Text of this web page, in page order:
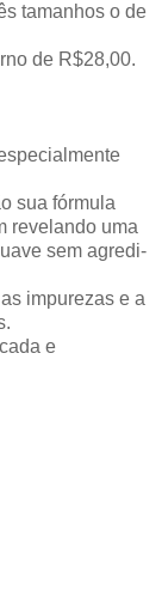
tamanhos o de
de R$28,00.
sua fórmula
revelando uma
sem agredi-
impurezas e a
e